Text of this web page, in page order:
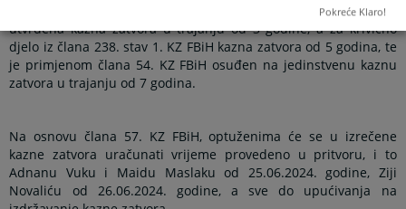
Arminu Husiću je za krivično djelo iz člana 238. stav 2. KZ FBiH
utvrđena kazna zatvora u trajanju od 3 godine, a za krivično
djelo iz člana 238. stav 1. KZ FBiH kazna zatvora od 5 godina, te
je primjenom člana 54. KZ FBiH osuđen na jedinstvenu kaznu
zatvora u trajanju od 7 godina.
Na osnovu člana 57. KZ FBiH, optuženima će se u izrečene
kazne zatvora uračunati vrijeme provedeno u pritvoru, i to
Adnanu Vuku i Maidu Maslaku od 25.06.2024. godine, Ziji
Novaliću od 26.06.2024. godine, a sve do upućivanja na
Pokreće Klaro!